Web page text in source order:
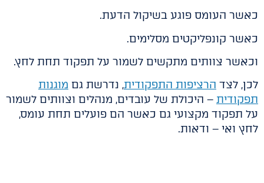
כאשר העומס פוגע בשיקול הדעת.
כאשר קונפליקטים מסלימים.
וכאשר צוותים מתקשים לשמור על תפקוד תחת לחץ.
לכן, לצד הרציפות התפקודית, נדרשת גם מוגנות
תפקודית – היכולת של עובדים, מנהלים וצוותים לשמור
על תפקוד מקצועי גם כאשר הם פועלים תחת עומס,
לחץ ואי – ודאות.